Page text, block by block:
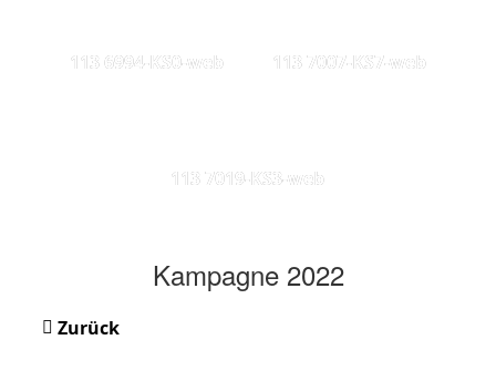
113 6994-KS0-web 113 7007-KS7-web
113 7019-KS3-web
Kampagne 2022
Zurück